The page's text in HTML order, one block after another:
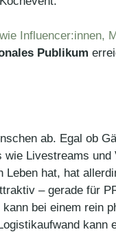
Influencer:innen,
Publikum
ab. Egal ob
Livestreams
Leben hat, hat
– gerade für
bei einem rein